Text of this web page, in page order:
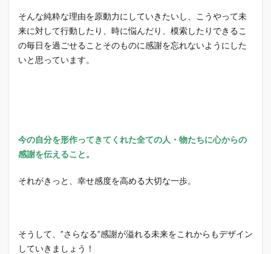
そんな純粋な理由を原動力にしていきたいし、こうやって未
来に対して行動したり、時に悩んだり、模索したりできるこ
の毎日を過ごせることそのものに感謝を忘れないようにした
いと思っています。
今の自分を形作ってきてくれた全ての人・物たちに心からの
感謝を伝えること。
それがきっと、幸せ感度を高める大切な一歩。
そうして、”さらなる”感謝が溢れる未来をこれからもデザイン
していきましょう！